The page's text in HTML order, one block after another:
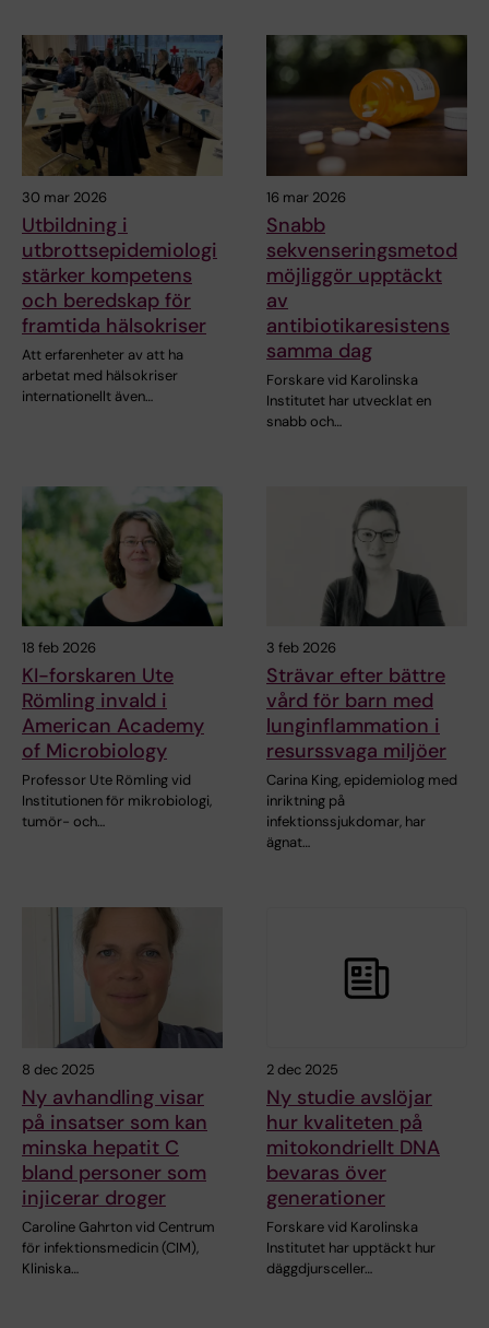
30 mar 2026
Utbildning i
utbrottsepidemiologi
stärker kompetens
och beredskap för
framtida hälsokriser
Att erfarenheter av att ha
arbetat med hälsokriser
internationellt även…
16 mar 2026
Snabb
sekvenseringsmetod
möjliggör upptäckt
av
antibiotikaresistens
samma dag
Forskare vid Karolinska
Institutet har utvecklat en
snabb och…
18 feb 2026
KI-forskaren Ute
Römling invald i
American Academy
of Microbiology
Professor Ute Römling vid
Institutionen för mikrobiologi,
tumör- och…
3 feb 2026
Strävar efter bättre
vård för barn med
lunginflammation i
resurssvaga miljöer
Carina King, epidemiolog med
inriktning på
infektionssjukdomar, har
ägnat…
8 dec 2025
Ny avhandling visar
på insatser som kan
minska hepatit C
bland personer som
injicerar droger
Caroline Gahrton vid Centrum
för infektionsmedicin (CIM),
Kliniska…
2 dec 2025
Ny studie avslöjar
hur kvaliteten på
mitokondriellt DNA
bevaras över
generationer
Forskare vid Karolinska
Institutet har upptäckt hur
däggdjursceller…